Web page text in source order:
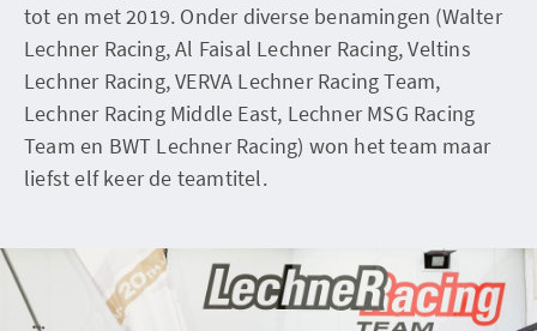
tot en met 2019. Onder diverse benamingen (Walter
Lechner Racing, Al Faisal Lechner Racing, Veltins
Lechner Racing, VERVA Lechner Racing Team,
Lechner Racing Middle East, Lechner MSG Racing
Team en BWT Lechner Racing) won het team maar
liefst elf keer de teamtitel.